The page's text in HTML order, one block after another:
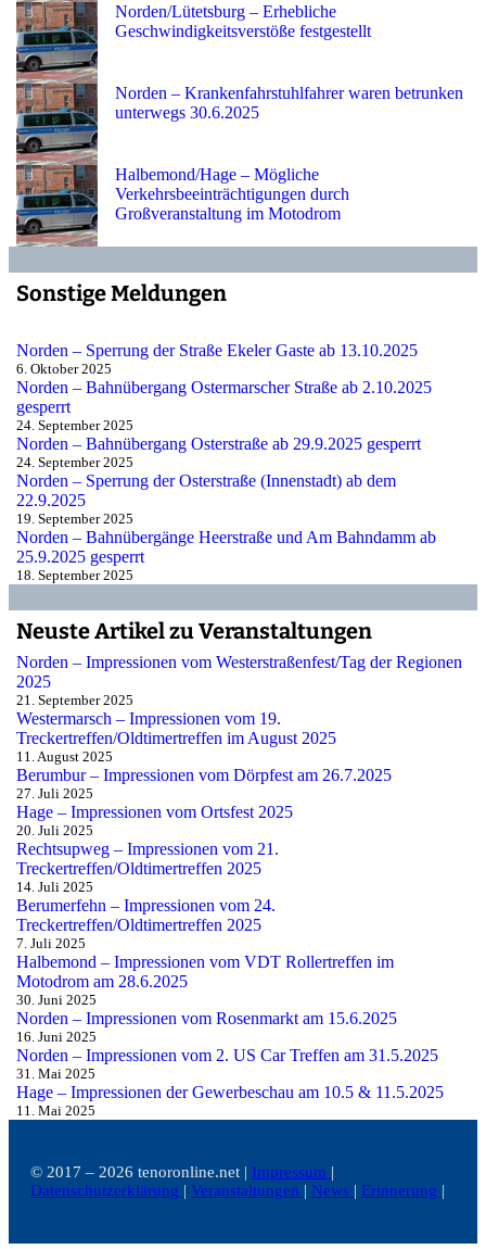
Norden/Lütetsburg – Erhebliche
Geschwindigkeitsverstöße festgestellt
Norden – Krankenfahrstuhlfahrer waren betrunken
unterwegs 30.6.2025
Halbemond/Hage – Mögliche
Verkehrsbeeinträchtigungen durch
Großveranstaltung im Motodrom
Sonstige Meldungen
Norden – Sperrung der Straße Ekeler Gaste ab 13.10.2025
6. Oktober 2025
Norden – Bahnübergang Ostermarscher Straße ab 2.10.2025
gesperrt
24. September 2025
Norden – Bahnübergang Osterstraße ab 29.9.2025 gesperrt
24. September 2025
Norden – Sperrung der Osterstraße (Innenstadt) ab dem
22.9.2025
19. September 2025
Norden – Bahnübergänge Heerstraße und Am Bahndamm ab
25.9.2025 gesperrt
18. September 2025
Neuste Artikel zu Veranstaltungen
Norden – Impressionen vom Westerstraßenfest/Tag der Regionen
2025
21. September 2025
Westermarsch – Impressionen vom 19.
Treckertreffen/Oldtimertreffen im August 2025
11. August 2025
Berumbur – Impressionen vom Dörpfest am 26.7.2025
27. Juli 2025
Hage – Impressionen vom Ortsfest 2025
20. Juli 2025
Rechtsupweg – Impressionen vom 21.
Treckertreffen/Oldtimertreffen 2025
14. Juli 2025
Berumerfehn – Impressionen vom 24.
Treckertreffen/Oldtimertreffen 2025
7. Juli 2025
Halbemond – Impressionen vom VDT Rollertreffen im
Motodrom am 28.6.2025
30. Juni 2025
Norden – Impressionen vom Rosenmarkt am 15.6.2025
16. Juni 2025
Norden – Impressionen vom 2. US Car Treffen am 31.5.2025
31. Mai 2025
Hage – Impressionen der Gewerbeschau am 10.5 & 11.5.2025
11. Mai 2025
© 2017 – 2026 tenoronline.net | Impressum |
Datenschutzerklärung | Veranstaltungen | News | Erinnerung |